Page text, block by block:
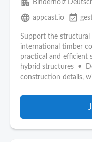
apartment Binderholz
language appcast.io event_available
Support the structural
international timber
practical and efficient
hybrid structures •
construction details,